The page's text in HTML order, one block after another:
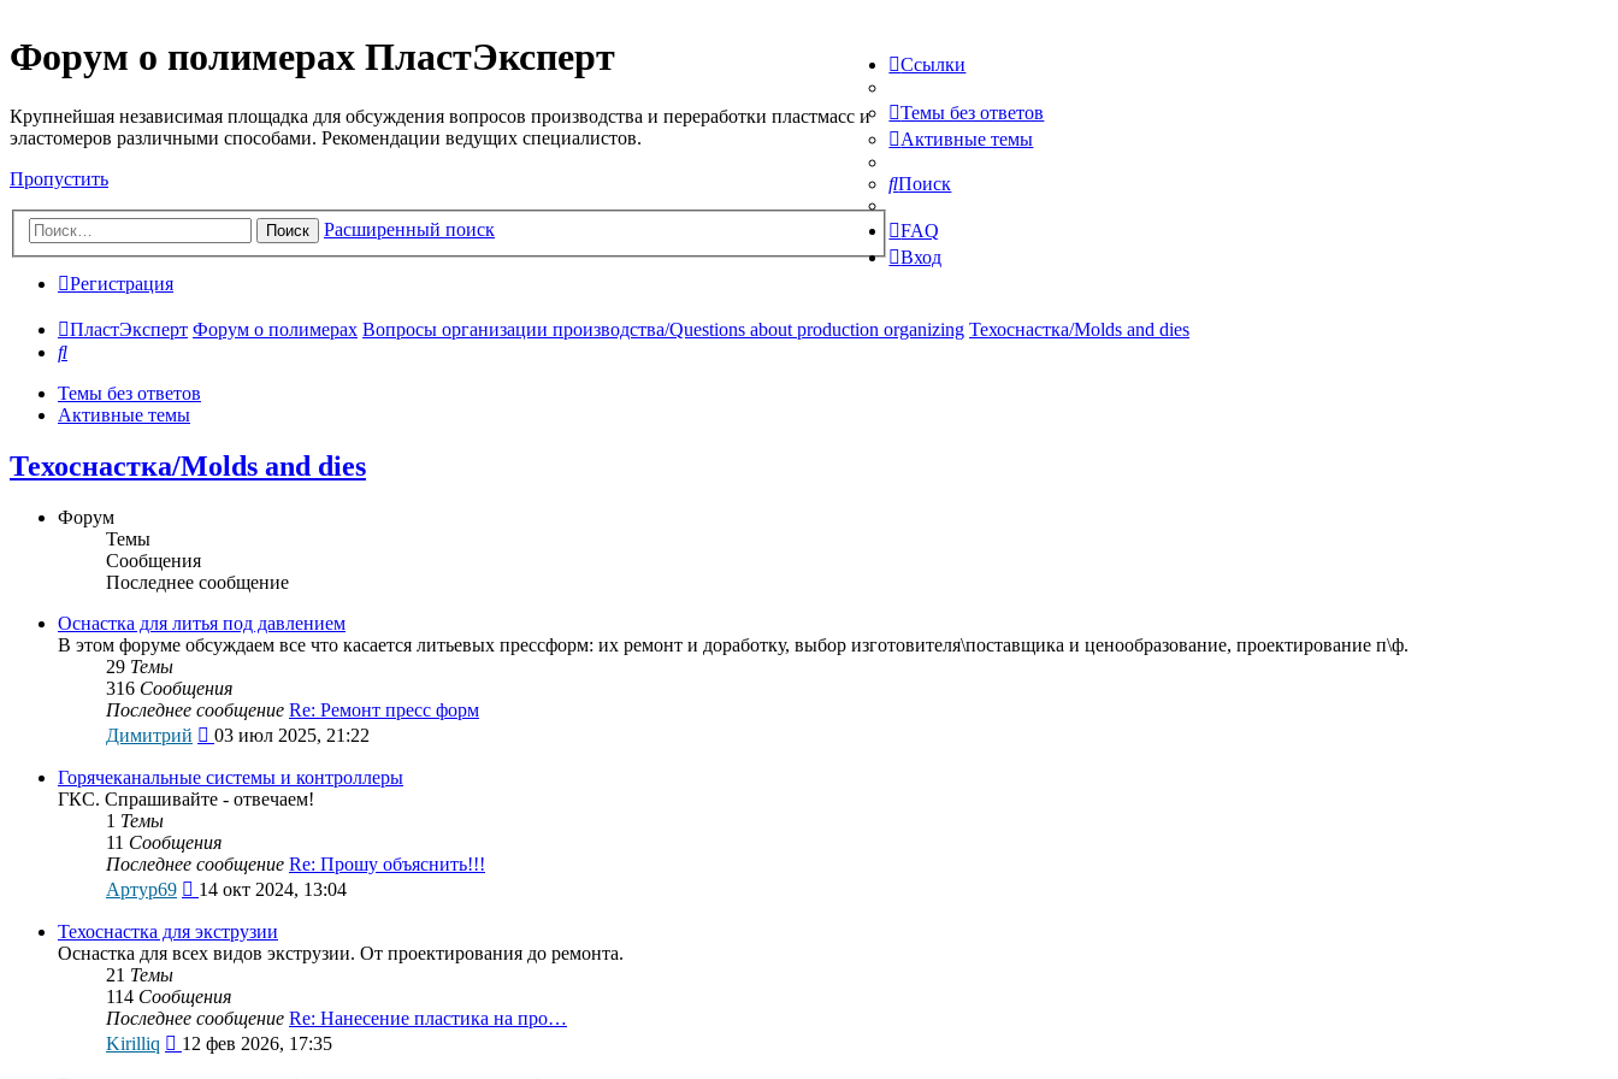
Форум о полимерах ПластЭксперт
Крупнейшая независимая площадка для обсуждения вопросов производства и переработки пластмасс и
эластомеров различными способами. Рекомендации ведущих специалистов.
Пропустить
Поиск Расширенный поиск
Ссылки
Темы без ответов
Активные темы
Поиск
FAQ
Вход
Регистрация
ПластЭксперт Форум о полимерах Вопросы организации производства/Questions about production organizing Техоснастка/Molds and dies
Поиск
Темы без ответов
Активные темы
Техоснастка/Molds and dies
Форум
Темы
Сообщения
Последнее сообщение
Оснастка для литья под давлением
В этом форуме обсуждаем все что касается литьевых прессформ: их ремонт и доработку, выбор изготовителя\поставщика и ценообразование, проектирование п\ф.
29 Темы
316 Сообщения
Последнее сообщение Re: Ремонт пресс форм
Димитрий
Перейти
последнему
сообщению
03 июл 2025, 21:22
Горячеканальные системы и контроллеры
ГКС. Спрашивайте - отвечаем!
1 Темы
11 Сообщения
Последнее сообщение Re: Прошу объяснить!!!
Артур69
Перейти
последнему
сообщению
14 окт 2024, 13:04
Техоснастка для экструзии
Оснастка для всех видов экструзии. От проектирования до ремонта.
21 Темы
114 Сообщения
Последнее сообщение Re: Нанесение пластика на про…
Kirilliq
Перейти
12 фев 2026, 17:35